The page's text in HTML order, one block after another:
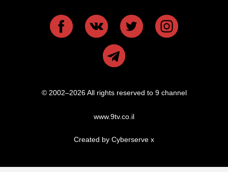
© 2002–2026 All rights reserved to 9 channel
www.9tv.co.il
Created by Cyberserve x